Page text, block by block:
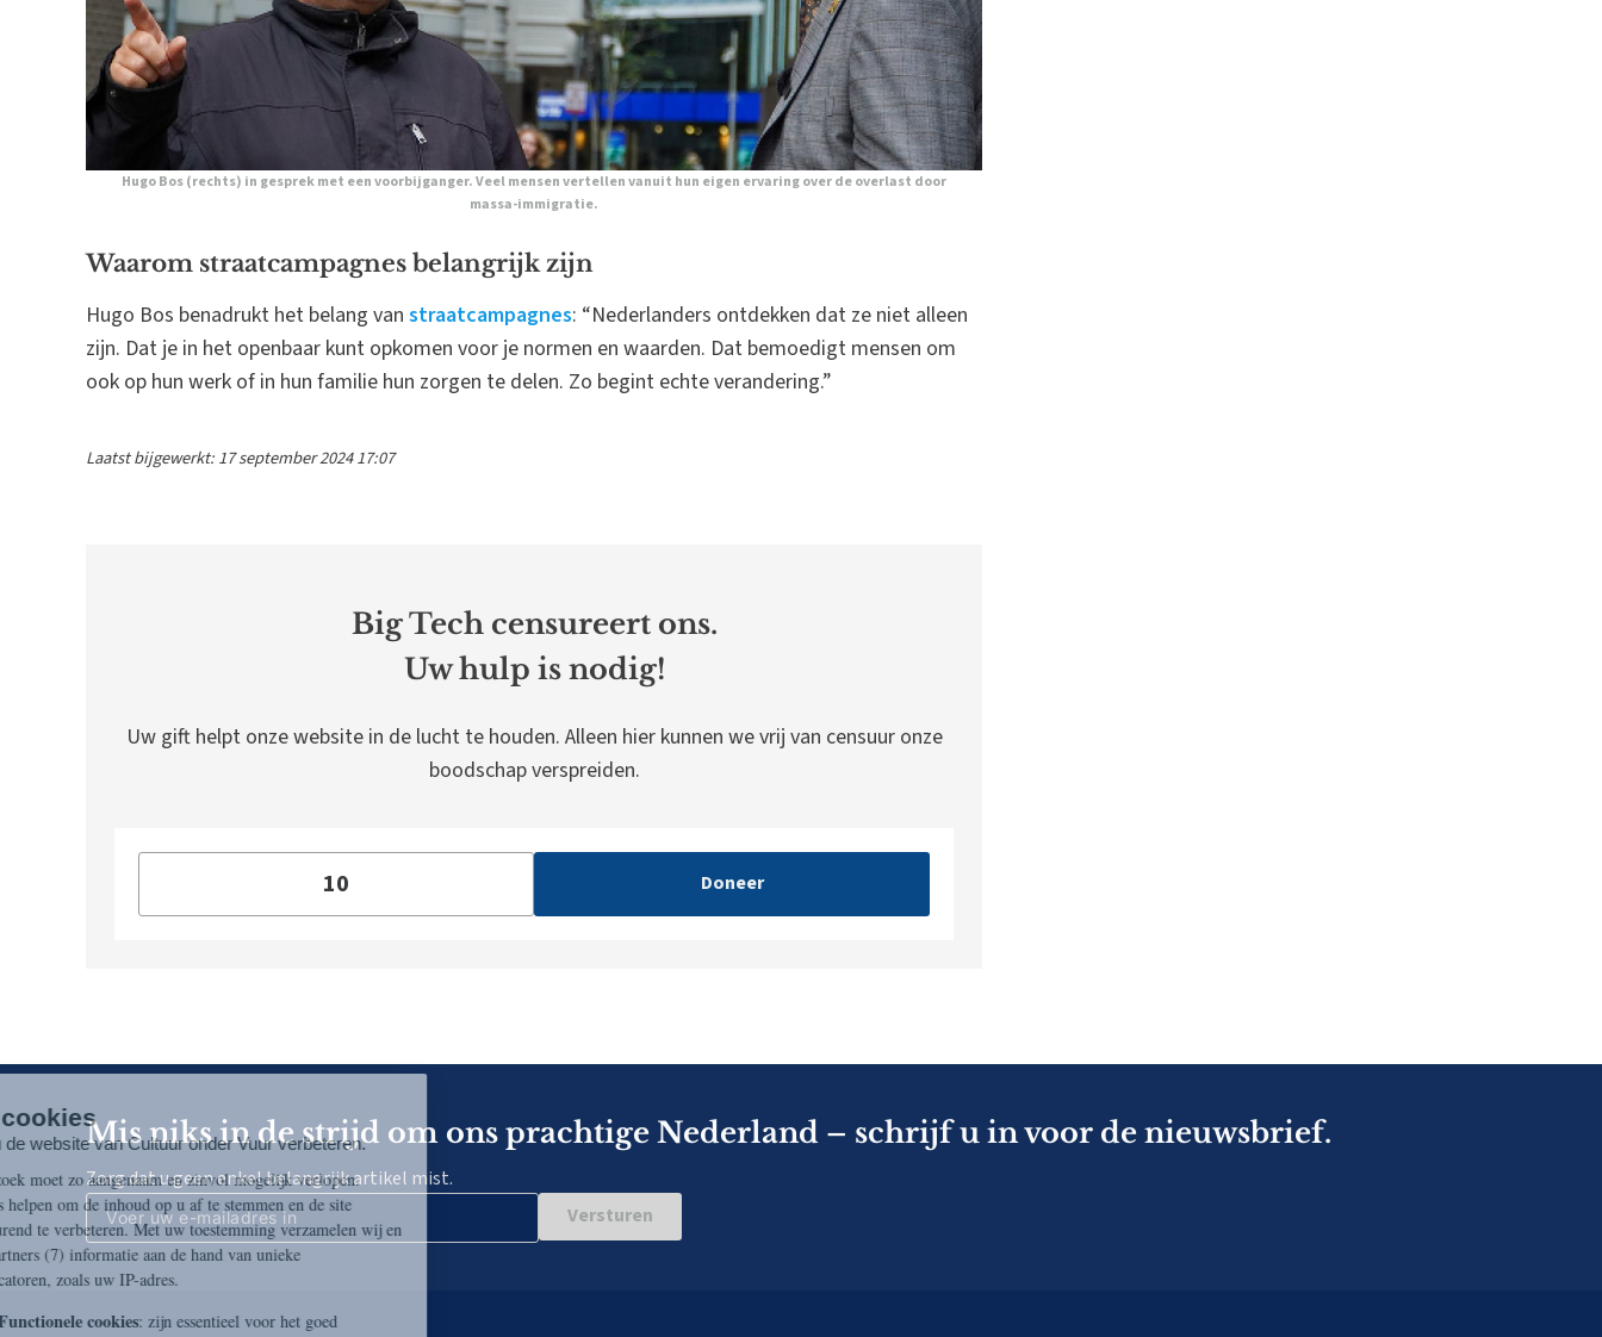
Hugo Bos (rechts) in gesprek met een voorbijganger. Veel mensen vertellen vanuit hun eigen ervaring over de overlast door
massa-immigratie.
Waarom straatcampagnes belangrijk zijn
Hugo Bos benadrukt het belang van straatcampagnes: “Nederlanders ontdekken dat ze niet alleen
zijn. Dat je in het openbaar kunt opkomen voor je normen en waarden. Dat bemoedigt mensen om
ook op hun werk of in hun familie hun zorgen te delen. Zo begint echte verandering.”
Laatst bijgewerkt: 17 september 2024 17:07
Big Tech censureert ons.
Uw hulp is nodig!
Uw gift helpt onze website in de lucht te houden. Alleen hier kunnen we vrij van censuur onze
boodschap verspreiden.
Doneer
Mis niks in de strijd om ons prachtige Nederland – schrijf u in voor de nieuwsbrief.
Zorg dat u geen enkel belangrijk artikel mist.
Versturen